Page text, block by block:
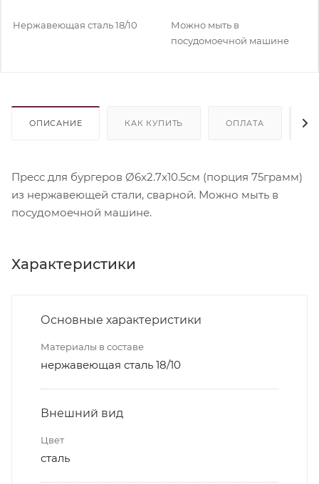
Нержавеющая сталь 18/10
Можно мыть в
посудомоечной машине
ОПИСАНИЕ КАК КУПИТЬ ОПЛАТА
Пресс для бургеров Ø6x2.7x10.5см (порция 75грамм)
из нержавеющей стали, сварной. Можно мыть в
посудомоечной машине.
Характеристики
Основные характеристики
Материалы в составе
нержавеющая сталь 18/10
Внешний вид
Цвет
сталь